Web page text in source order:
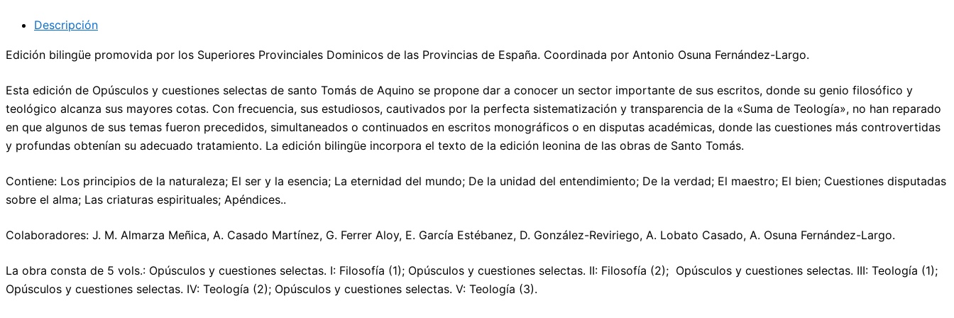
Descripción
Edición bilingüe promovida por los Superiores Provinciales Dominicos de las Provincias de España. Coordinada por Antonio Osuna Fernández-Largo.
Esta edición de Opúsculos y cuestiones selectas de santo Tomás de Aquino se propone dar a conocer un sector importante de sus escritos, donde su genio filosófico y
teológico alcanza sus mayores cotas. Con frecuencia, sus estudiosos, cautivados por la perfecta sistematización y transparencia de la «Suma de Teología», no han reparado
en que algunos de sus temas fueron precedidos, simultaneados o continuados en escritos monográficos o en disputas académicas, donde las cuestiones más controvertidas
y profundas obtenían su adecuado tratamiento. La edición bilingüe incorpora el texto de la edición leonina de las obras de Santo Tomás.
Contiene: Los principios de la naturaleza; El ser y la esencia; La eternidad del mundo; De la unidad del entendimiento; De la verdad; El maestro; El bien; Cuestiones disputadas
sobre el alma; Las criaturas espirituales; Apéndices..
Colaboradores: J. M. Almarza Meñica, A. Casado Martínez, G. Ferrer Aloy, E. García Estébanez, D. González-Reviriego, A. Lobato Casado, A. Osuna Fernández-Largo.
La obra consta de 5 vols.: Opúsculos y cuestiones selectas. I: Filosofía (1); Opúsculos y cuestiones selectas. II: Filosofía (2); Opúsculos y cuestiones selectas. III: Teología (1);
Opúsculos y cuestiones selectas. IV: Teología (2); Opúsculos y cuestiones selectas. V: Teología (3).